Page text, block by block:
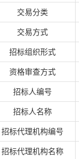
交易分类
交易方式
招标组织形式
资格审查方式
招标人编号
招标人名称
招标代理机构编号
招标代理机构名称